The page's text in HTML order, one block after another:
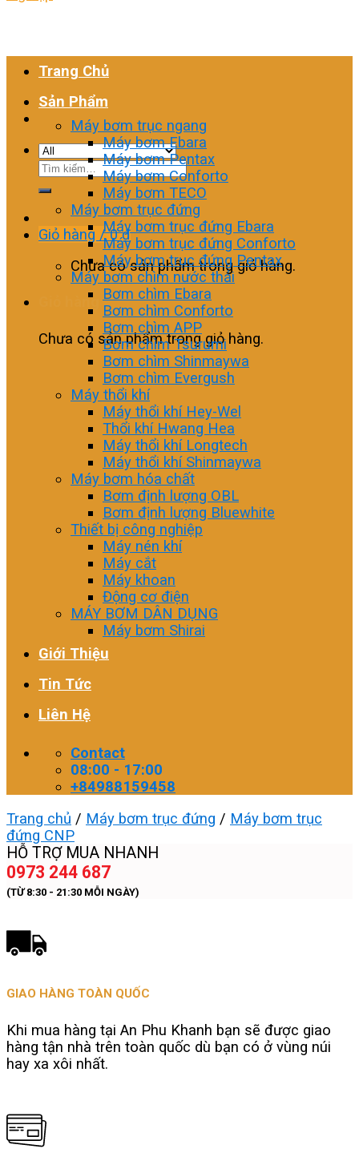
Tìm
Giỏ hàng /0₫
Chưa có sản phẩm trong giỏ hàng.
Giỏ hàng
Chưa có sản phẩm trong giỏ hàng.
Trang Chủ
Sản Phẩm
Máy bơm trục ngang
Máy bơm Ebara
Máy bơm Pentax
Máy bơm Conforto
Máy bơm TECO
Máy bơm trục đứng
Máy bơm trục đứng Ebara
Máy bơm trục đứng Conforto
Máy bơm trục đứng Pentax
Máy bơm chìm nước thải
Bơm chìm Ebara
Bơm chìm Conforto
Bơm chìm APP
Bơm chìm Tsurumi
Bơm chìm Shinmaywa
Bơm chìm Evergush
Máy thổi khí
Máy thổi khí Hey-Wel
Thổi khí Hwang Hea
Máy thổi khí Longtech
Máy thổi khí Shinmaywa
Máy bơm hóa chất
Bơm định lượng OBL
Bơm định lượng Bluewhite
Thiết bị công nghiệp
Máy nén khí
Máy cắt
Máy khoan
Động cơ điện
MÁY BƠM DÂN DỤNG
Máy bơm Shirai
Giới Thiệu
Tin Tức
Liên Hệ
Contact
08:00 - 17:00
+84988159458
Trang chủ / Máy bơm trục đứng / Máy bơm trục
đứng CNP
HỖ TRỢ MUA NHANH
0973 244 687
(TỪ 8:30 - 21:30 MỖI NGÀY)
GIAO HÀNG TOÀN QUỐC
Khi mua hàng tại An Phu Khanh bạn sẽ được giao
hàng tận nhà trên toàn quốc dù bạn có ở vùng núi
hay xa xôi nhất.